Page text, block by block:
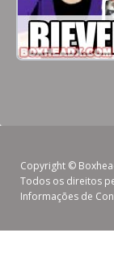
Copyright ©
Todos os direitos
Informações de